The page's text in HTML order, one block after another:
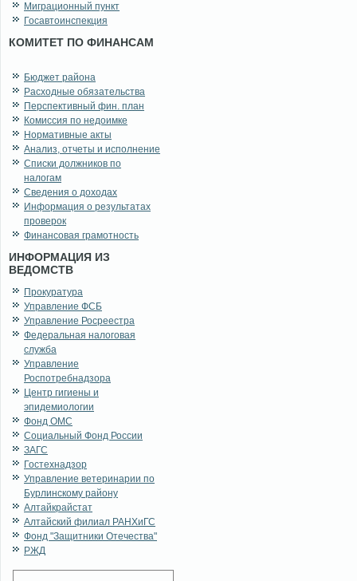
Миграционный пункт
Госавтоинспекция
КОМИТЕТ ПО ФИНАНСАМ
Бюджет района
Расходные обязательства
Перспективный фин. план
Комиссия по недоимке
Нормативные акты
Анализ, отчеты и исполнение
Списки должников по
налогам
Сведения о доходах
Информация о результатах
проверок
Финансовая грамотность
ИНФОРМАЦИЯ ИЗ
ВЕДОМСТВ
Прокуратура
Управление ФСБ
Управление Росреестра
Федеральная налоговая
служба
Управление
Роспотребнадзора
Центр гигиены и
эпидемиологии
Фонд ОМС
Социальный Фонд России
ЗАГС
Гостехнадзор
Управление ветеринарии по
Бурлинскому району
Алтайкрайстат
Алтайский филиал РАНХиГС
Фонд "Защитники Отечества"
РЖД